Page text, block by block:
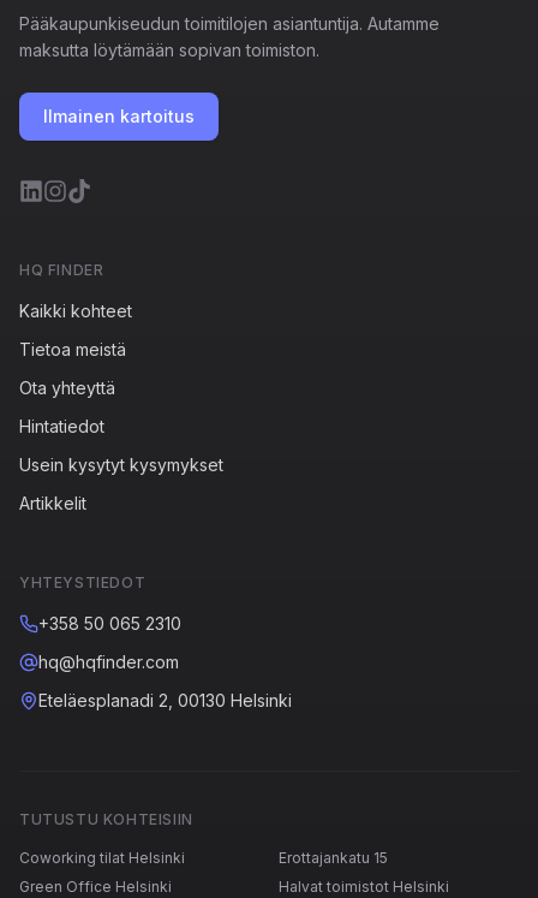
Pääkaupunkiseudun toimitilojen asiantuntija. Autamme
maksutta löytämään sopivan toimiston.
Ilmainen kartoitus
HQ FINDER
Kaikki kohteet
Tietoa meistä
Ota yhteyttä
Hintatiedot
Usein kysytyt kysymykset
Artikkelit
YHTEYSTIEDOT
+358 50 065 2310
hq@hqfinder.com
Eteläesplanadi 2, 00130 Helsinki
TUTUSTU KOHTEISIIN
Coworking tilat Helsinki
Erottajankatu 15
Green Office Helsinki
Halvat toimistot Helsinki